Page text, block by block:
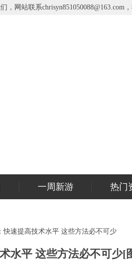
网站联系chrisyn851050088@163.com
一周新游 热门
速提高技术水平 这些方法必不可少
水平 这些方法必不可少[